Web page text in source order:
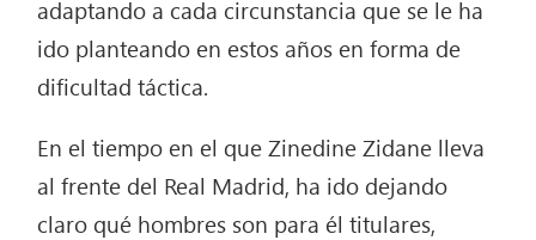
adaptando a cada circunstancia que se le ha
ido planteando en estos años en forma de
dificultad táctica.
En el tiempo en el que Zinedine Zidane lleva
al frente del Real Madrid, ha ido dejando
claro qué hombres son para él titulares,